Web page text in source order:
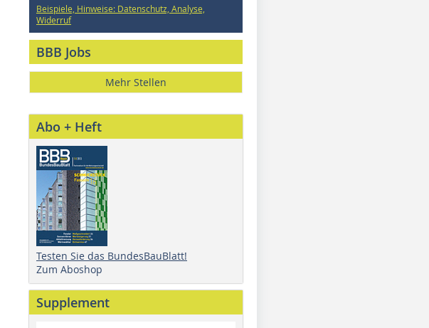
Beispiele, Hinweise: Datenschutz, Analyse,
Widerruf
BBB Jobs
Mehr Stellen
Abo + Heft
Testen Sie das BundesBauBlatt!
Zum Aboshop
Supplement